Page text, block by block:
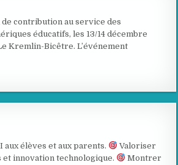
contribution au service des
éducatifs, les 13/14 décembre
Kremlin-Bicêtre. L’événement
élèves et aux parents.
Valoriser
innovation technologique.
Montrer